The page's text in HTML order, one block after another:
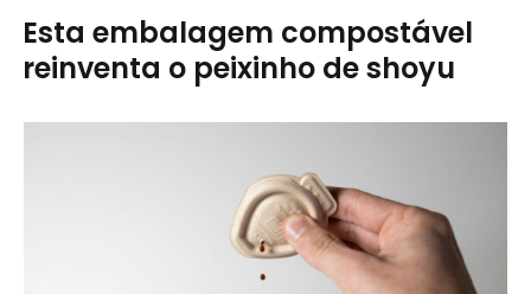
Esta embalagem compostável
reinventa o peixinho de shoyu